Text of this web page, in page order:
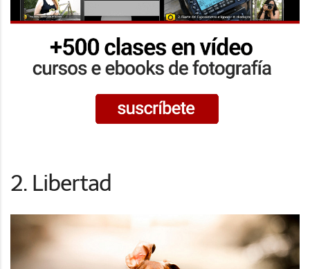
2. Libertad